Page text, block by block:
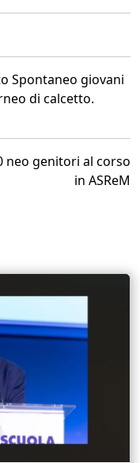
Spontaneo giovani
di calcetto.
neo genitori al corso
in ASReM